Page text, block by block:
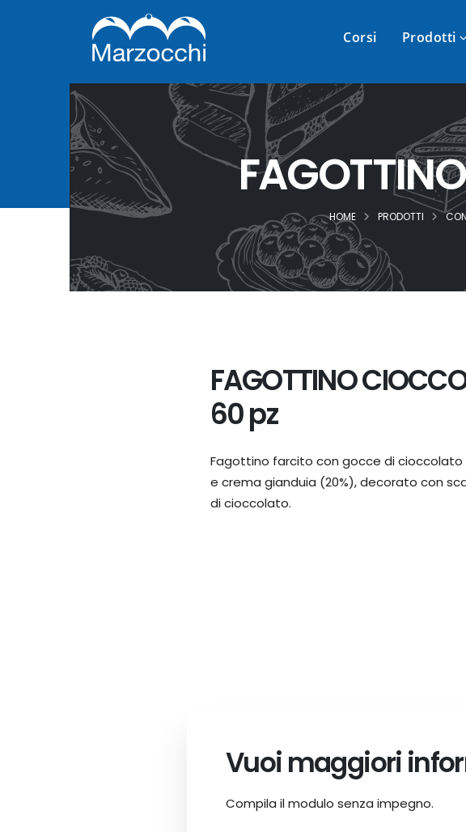
Corsi Prodotti
HOME PRODOTTI
FAGOTTINO
60 pz
Fagottino farcito con gocce di
e crema gianduia (20%), decorato con
di cioccolato.
Vuoi maggiori
Compila il modulo senza impegno.